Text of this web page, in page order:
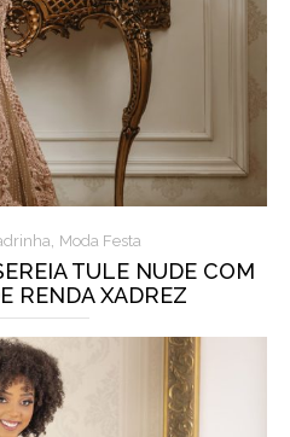
, Moda Festa
TULE NUDE COM
RENDA XADREZ